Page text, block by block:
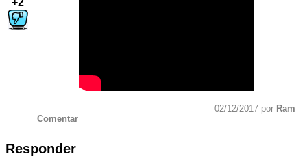
02/12/2017 por Ram
Comentar
Responder